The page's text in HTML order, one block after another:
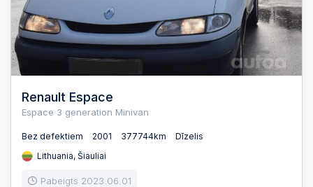
Renault Espace
Espace 3 generation Minivan
Bez defektiem 2001 377744km
Dīzelis
Lithuania, Šiauliai
Pabeigts 2023.06.01